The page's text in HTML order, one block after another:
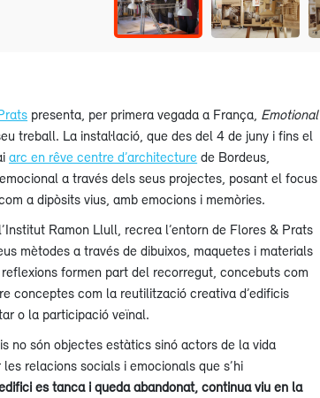
presenta, per primera vegada a França, Emotional
treball. La instal·lació, que des del 4 de juny i fins el
arc en rêve centre d’architecture de Bordeus,
a través dels seus projectes, posant el focus
a dipòsits vius, amb emocions i memòries.
Ramon Llull, recrea l’entorn de Flores & Prats
mètodes a través de dibuixos, maquetes i materials
formen part del recorregut, concebuts com
conceptes com la reutilització creativa d’edificis
o la participació veïnal.
no són objectes estàtics sinó actors de la vida
relacions socials i emocionals que s’hi
es tanca i queda abandonat, continua viu en la